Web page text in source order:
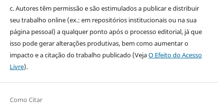
c. Autores têm permissão e são estimulados a publicar e distribuir
seu trabalho online (ex.: em repositórios institucionais ou na sua
página pessoal) a qualquer ponto após o processo editorial, já que
isso pode gerar alterações produtivas, bem como aumentar o
impacto e a citação do trabalho publicado (VejaO Efeito do Acesso
Livre).
Como Citar